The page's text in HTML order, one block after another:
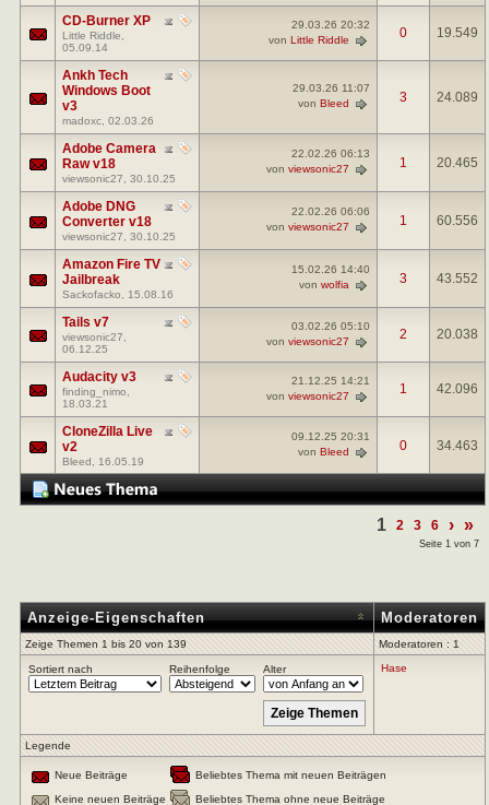
CD-Burner XP
Little Riddle
05.09.14
29.03.26 20:32
von Little Riddle 0 19.549
Ankh Tech
Windows Boot
v3
madoxc , 02.03.26
29.03.26 11:07
von Bleed 3 24.089
Adobe Camera
Raw v18
viewsonic27 , 30.10.25
22.02.26 06:13
von viewsonic27 1 20.465
Adobe DNG
Converter v18
viewsonic27 , 30.10.25
22.02.26 06:06
von viewsonic27 1 60.556
Amazon Fire TV
Jailbreak
Sackofacko , 15.08.16
15.02.26 14:40
von wolfia 3 43.552
Tails v7
viewsonic27
06.12.25
03.02.26 05:10
von viewsonic27 2 20.038
Audacity v3
finding_nimo
18.03.21
21.12.25 14:21
von viewsonic27 1 42.096
CloneZilla Live
v2
Bleed , 16.05.19
09.12.25 20:31
von Bleed 0 34.463
1 2 3 6 › »
Seite 1 von 7
Anzeige-Eigenschaften Moderatoren
Zeige Themen 1 bis 20 von 139 Moderatoren : 1
Sortiert nach Reihenfolge Alter Hase
Legende
Neue Beiträge
Beliebtes Thema mit neuen Beiträgen
Keine neuen Beiträge
Beliebtes Thema ohne neue Beiträge